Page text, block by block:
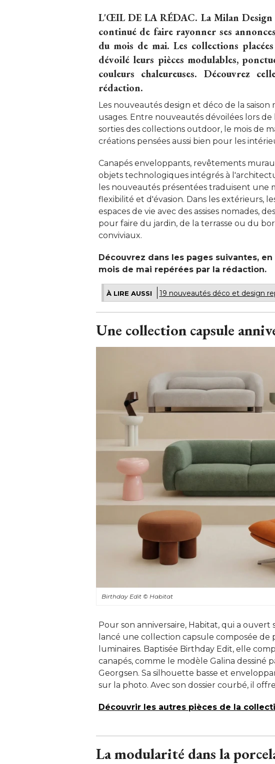
L'ŒIL DE LA RÉDAC. La Milan
continué de faire rayonner ses
du mois de mai. Les collections
dévoilé leurs pièces modulables,
couleurs chaleureuses. Découvrez
rédaction.
Les nouveautés design et déco de la
usages. Entre nouveautés dévoilées lors
sorties des collections outdoor, le mois de
créations pensées aussi bien pour les
Canapés enveloppants, revêtements
objets technologiques intégrés à
les nouveautés présentées traduisent une
flexibilité et d'évasion. Dans les extérieurs,
espaces de vie avec des assises nomades,
pour faire du jardin, de la terrasse ou du
conviviaux.
Découvrez dans les pages suivantes,
mois de mai repérées par la rédaction.
À LIRE AUSSI 19 nouveautés déco et design
Une collection capsule
Birthday Edit© Habitat
Pour son anniversaire, Habitat, qui a ouvert
lancé une collection capsule composée de
luminaires. Baptisée Birthday Edit, elle
canapés, comme le modèle Galina dessiné
Georgsen. Sa silhouette basse et
sur la photo. Avec son dossier courbé, il
Découvrir les autres pièces de la
La modularité dans la